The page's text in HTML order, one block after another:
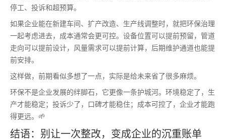
停工、投诉和超预算。
如果企业能在新建车间、扩产改造、生产线调整时，就把环保治理
一起考虑进去，成本通常会更可控。设备位置可以提前预留，管道
走向可以提前设计，风量需求可以提前计算，后期维护通道也能提
前安排。
这样做，前期看似多想了一点，实际是给未来省了很多麻烦。
环保不是企业发展的绊脚石，它更像一条护城河。环境稳定了，生
产才能稳定；投诉少了，口碑才能稳住；成本可控了，企业才能跑
得更远。🌱
结语：别让一次整改，变成企业的沉重账单